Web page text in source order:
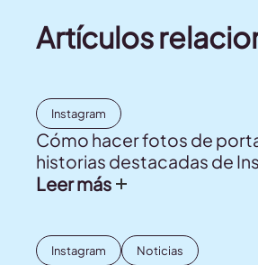
Artículos
Instagram
Cómo hacer fotos de
historias destacadas de
Leer más
Instagram Noticias